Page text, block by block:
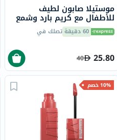
موستيلا صابون لطيف
للأطفال مع كريم بارد وشمع
العسل للبشرة الجافة 100
جرام 60 دقيقة تصلك في
25.80
40
10% خصم